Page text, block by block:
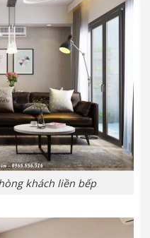
khách liền bếp